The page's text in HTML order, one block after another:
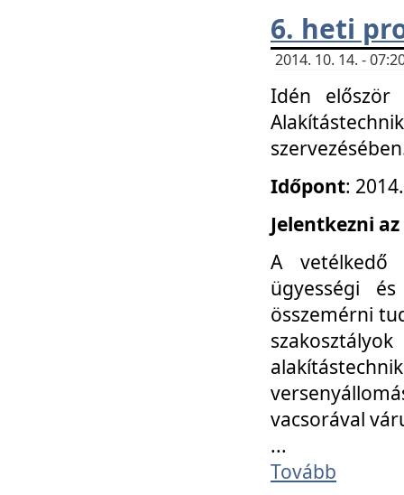
6. heti
2014. 10. 14. -
Idén
Időpont:
Jelentkezni az
A vetélkedő
ügyességi
összemérni
vacsorával
...
Tovább